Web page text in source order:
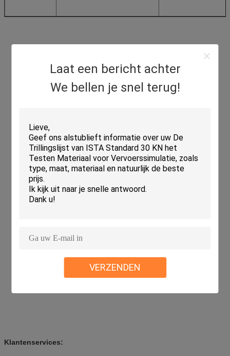
Laat een bericht achter
We bellen je snel terug!
VERZENDEN
Klantenservices: